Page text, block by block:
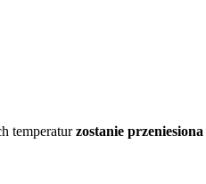
temperaturzostanie przeniesiona